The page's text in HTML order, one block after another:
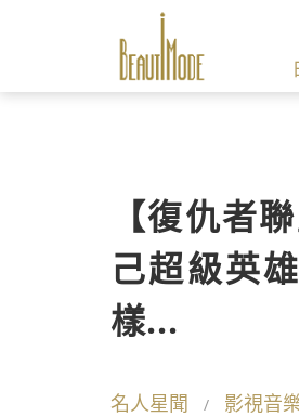
【復仇者
己超級英
樣...
名人星聞 影視音